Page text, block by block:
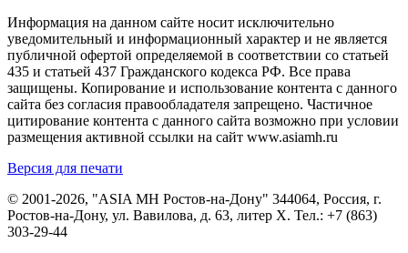
Информация на данном сайте носит исключительно
уведомительный и информационный характер и не является
публичной офертой определяемой в соответствии со статьей
435 и статьей 437 Гражданского кодекса РФ. Все права
защищены. Копирование и использование контента с данного
сайта без согласия правообладателя запрещено. Частичное
цитирование контента с данного сайта возможно при условии
размещения активной ссылки на сайт www.asiamh.ru
Версия для печати
© 2001-2026, "ASIA MH Ростов-на-Дону" 344064, Россия, г.
Ростов-на-Дону, ул. Вавилова, д. 63, литер Х. Тел.: +7 (863)
303-29-44